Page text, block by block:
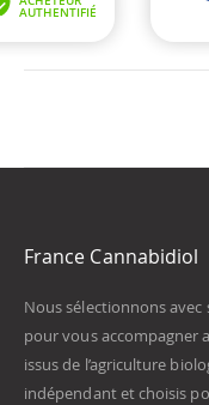
France Cannabidiol
Nous sélectionnons
pour vous accompagner
issus de l’agriculture
indépendant et choisis